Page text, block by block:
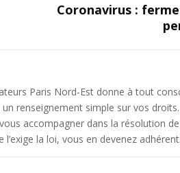
Coronavirus :
Paris Nord-Est donne à tout
renseignement simple sur vos
accompagner dans la résolution
la loi, vous en devenez adhérent.